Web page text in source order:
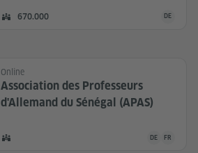
Mitglieder:
670.000 Die
DEUTSCH
DE
Online
Association des Professeurs
d'Allemand du Sénégal (APAS)
Die
DEUTSCH
DE FR